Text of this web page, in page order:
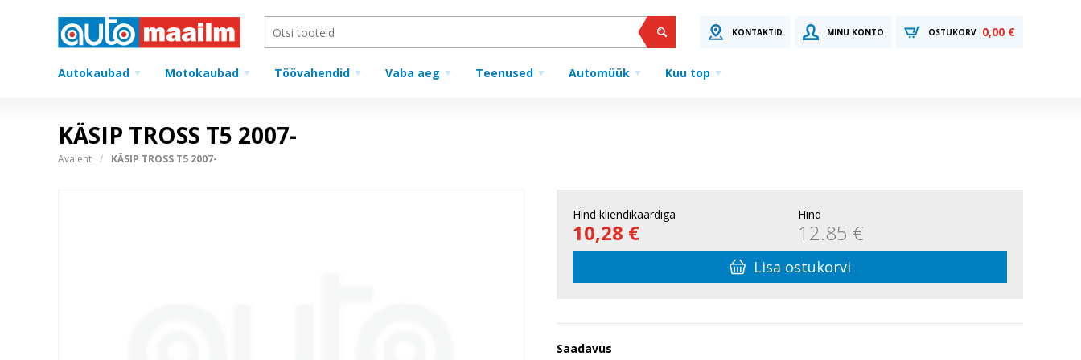
KONTAKTID MINU KONTO OSTUKORV 0,00 €
Autokaubad Motokaubad Töövahendid Vaba aeg Teenused Automüük Kuu top
KÄSIP TROSS T5 2007-
Avaleht KÄSIP TROSS T5 2007-
Hind kliendikaardiga
10,28 €
Hind
12.85 €
Lisa ostukorvi
Saadavus